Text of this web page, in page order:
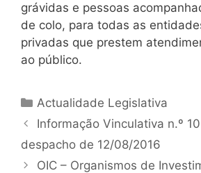
grávidas e pessoas
de colo, para todas as
privadas que prestem
ao público.
Categorias
Actualidade Legislativa
Navegação
de
artigos
Informação Vinculativa n.º
despacho de 12/08/2016
OIC – Organismos de